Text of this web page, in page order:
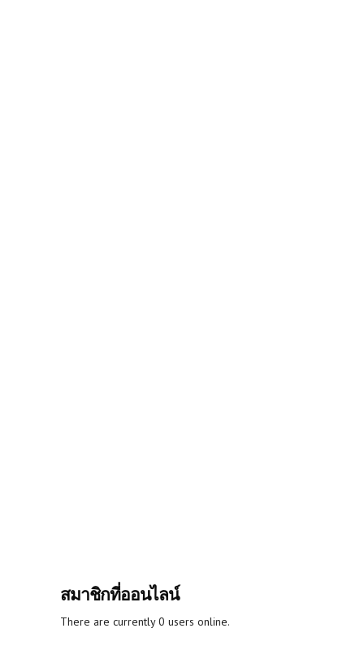
สมาชิกที่ออนไลน์
There are currently 0 users online.